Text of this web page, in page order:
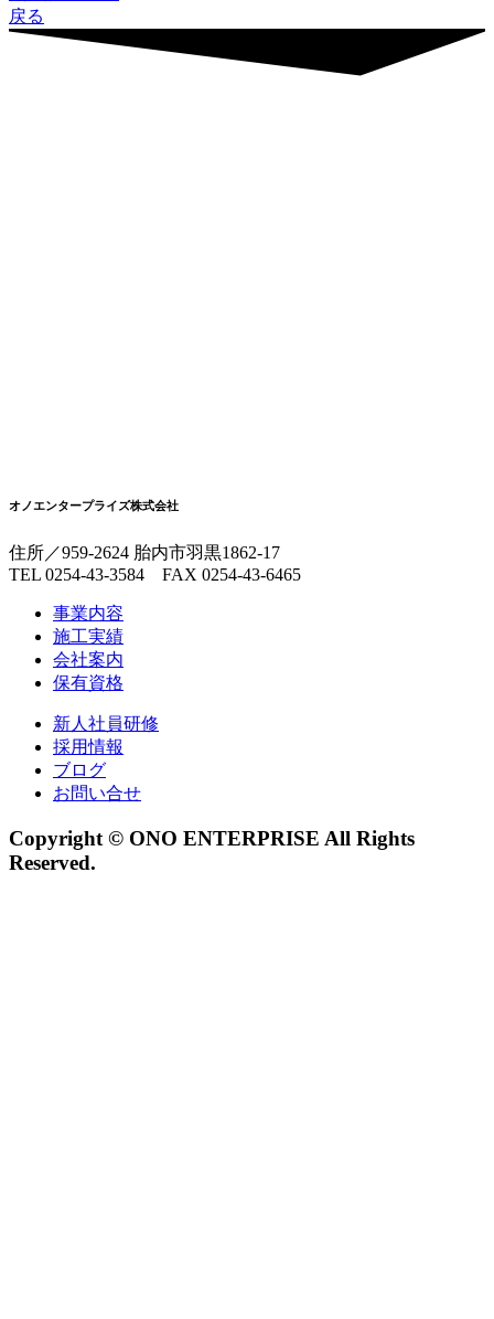
戻る
オノエンタープライズ株式会社
住所／959-2624 胎内市羽黒1862-17
TEL 0254-43-3584 FAX 0254-43-6465
事業内容
施工実績
会社案内
保有資格
新人社員研修
採用情報
ブログ
お問い合せ
Copyright © ONO ENTERPRISE All Rights
Reserved.